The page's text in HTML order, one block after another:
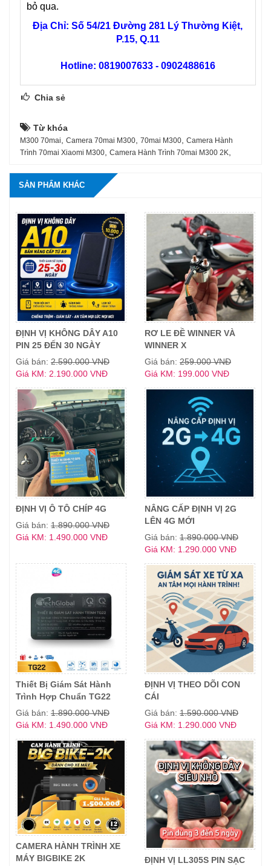
bỏ qua.
Địa Chỉ: Số 54/21 Đường 281 Lý Thường Kiệt,
P.15, Q.11
Hotline: 0819007633 - 0902488616
Chia sẻ
Từ khóa
M300 70mai Camera 70mai M300 70mai M300 Camera Hành
Trình 70mai Xiaomi M300 Camera Hành Trình 70mai M300 2K
SẢN PHẨM KHÁC
ĐỊNH VỊ KHÔNG DÂY A10
PIN 25 ĐẾN 30 NGÀY
Giá bán: 2.590.000 VNĐ
Giá KM: 2.190.000 VNĐ
RƠ LE ĐỀ WINNER VÀ
WINNER X
Giá bán: 259.000 VNĐ
Giá KM: 199.000 VNĐ
ĐỊNH VỊ Ô TÔ CHÍP 4G
Giá bán: 1.890.000 VNĐ
Giá KM: 1.490.000 VNĐ
NÂNG CẤP ĐỊNH VỊ 2G
LÊN 4G MỚI
Giá bán: 1.890.000 VNĐ
Giá KM: 1.290.000 VNĐ
Thiết Bị Giám Sát Hành
Trình Hợp Chuẩn TG22
Giá bán: 1.890.000 VNĐ
Giá KM: 1.490.000 VNĐ
ĐỊNH VỊ THEO DÕI CON
CÁI
Giá bán: 1.590.000 VNĐ
Giá KM: 1.290.000 VNĐ
CAMERA HÀNH TRÌNH XE
MÁY BIGBIKE 2K
ĐỊNH VỊ LL305S PIN SẠC